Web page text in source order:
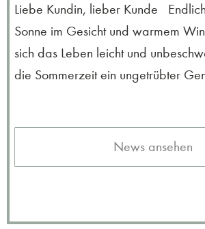
Liebe Kundin, lieber Kunde
Sonne im Gesicht und warmem
sich das Leben leicht und
die Sommerzeit ein ungetrübter
News ansehen